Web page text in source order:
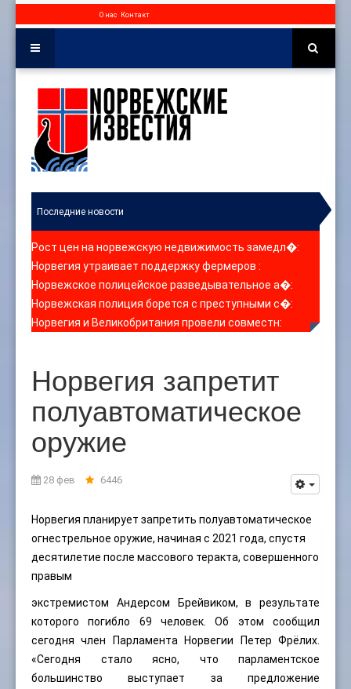
О нас Контакт
Последние новости
Рост цен на норвежскую недвижимость замедл�:
Норвегия утраивает поддержку фермеров :
Норвежское полицейское разведывательное а�:
Норвежская полиция борется с преступными с�:
Норвегия и Великобритания провели совместн:
Норвегия запретит
полуавтоматическое
оружие
28 фев 6446
Норвегия планирует запретить полуавтоматическое
огнестрельное оружие, начиная с 2021 года, спустя
десятилетие после массового теракта, совершенного
правым
экстремистом Андерсом Брейвиком, в результате
которого погибло 69 человек. Об этом сообщил
сегодня член Парламента Норвегии Петер Фрёлих.
«Сегодня стало ясно, что парламентское
большинство выступает за предложение